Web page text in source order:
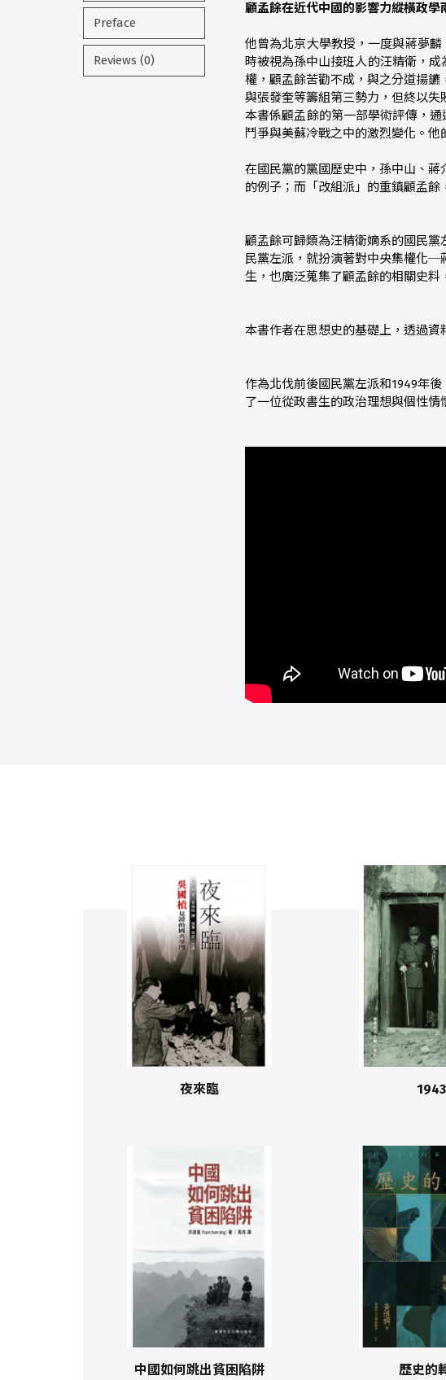
Preface
Reviews (0)
顧孟餘在近代中國的影響力縱橫政學
他曾為北京大學教授，一度與蔣夢
時被視為孫中山接班人的汪精衛，
權，顧孟餘苦勸不成，與之分道揚鑣
與張發奎等籌組第三勢力，但終以失
本書係顧孟餘的第一部學術評傳，
鬥爭與美蘇冷戰之中的激烈變化。
在國民黨的黨國歷史中，孫中山、
的例子；而「改組派」的重鎮顧孟
顧孟餘可歸類為汪精衛嫡系的國民
民黨左派，就扮演著對中央集權化─
生，也廣泛蒐集了顧孟餘的相關史料
本書作者在思想史的基礎上，透過資
作為北伐前後國民黨左派和1949年
了一位從政書生的政治理想與個性情
夜來臨 1943
中國如何跳出貧困陷阱 歷史的